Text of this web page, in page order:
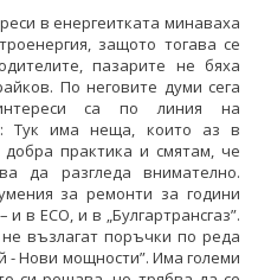
в енергеитката минаваха
защото тогава се
пазарите не бяха
По неговите думи сега
са по линия на
Тук има неща, които аз в
практика и смятам, че
да разгледа внимателно.
за ремонти за години
в ЕСО, и в „Булгартрансгаз”.
възлагат поръчки по реда
- Нови мощности”. Има големи